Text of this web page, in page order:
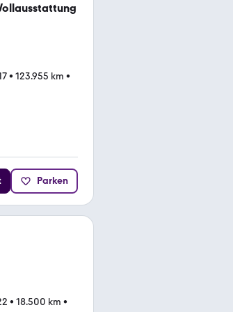
• 123.955 km •
Parken
• 18.500 km •